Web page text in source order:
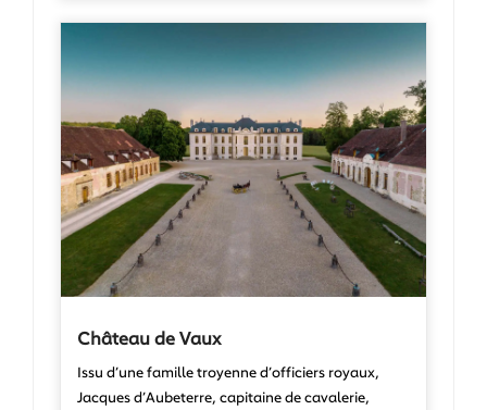
Château de Vaux
Issu d’une famille troyenne d’officiers royaux,
Jacques d’Aubeterre, capitaine de cavalerie,